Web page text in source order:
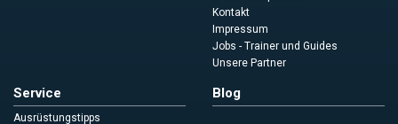
Kontakt
Impressum
Jobs - Trainer und Guides
Unsere Partner
Service
Ausrüstungstipps
Blog